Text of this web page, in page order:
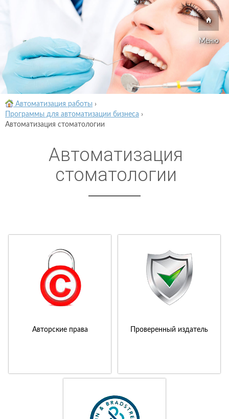
Меню
Автоматизация работы ›
Программы для автоматизации бизнеса ›
Автоматизация стоматологии
Автоматизация
стоматологии
Авторские права Проверенный издатель